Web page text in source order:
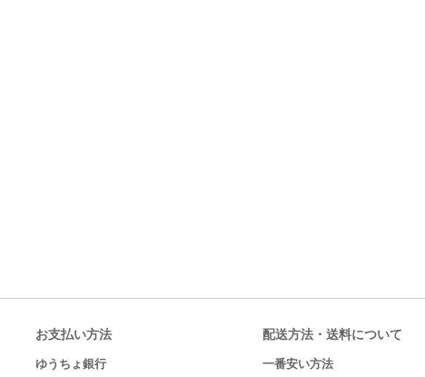
お支払い方法
ゆうちょ銀行
配送方法・送料について
一番安い方法